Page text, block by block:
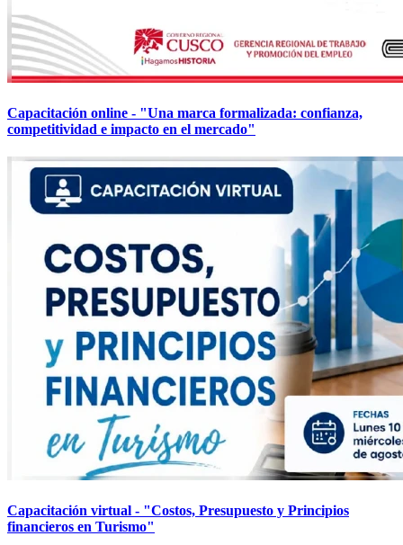
Capacitación online - "Una marca formalizada: confianza,
competitividad e impacto en el mercado"
Capacitación virtual - "Costos, Presupuesto y Principios
financieros en Turismo"